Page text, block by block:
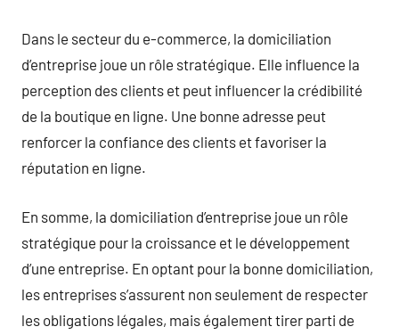
Dans le secteur du e-commerce, la domiciliation
d’entreprise joue un rôle stratégique. Elle influence la
perception des clients et peut influencer la crédibilité
de la boutique en ligne. Une bonne adresse peut
renforcer la confiance des clients et favoriser la
réputation en ligne.
En somme, la domiciliation d’entreprise joue un rôle
stratégique pour la croissance et le développement
d’une entreprise. En optant pour la bonne domiciliation,
les entreprises s’assurent non seulement de respecter
les obligations légales, mais également tirer parti de